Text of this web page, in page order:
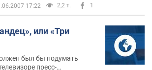
17:22 2,2 т. 1
или «Три
бы подумать